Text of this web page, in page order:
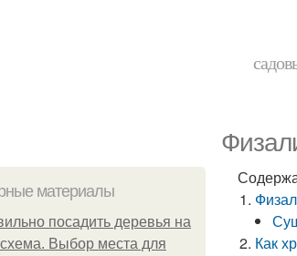
материалы
посадить деревья на
схема. Выбор места для
Как